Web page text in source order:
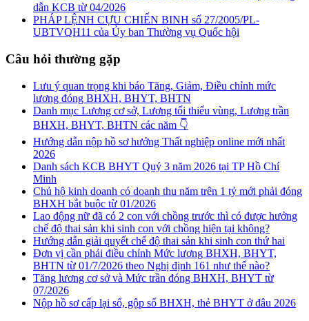
dẫn KCB từ 04/2026
PHÁP LỆNH CỰU CHIẾN BINH số 27/2005/PL-
UBTVQH11 của Ủy ban Thường vụ Quốc hội
Câu hỏi thường gặp
Lưu ý quan trọng khi báo Tăng, Giảm, Điều chỉnh mức
lương đóng BHXH, BHYT, BHTN
Danh mục Lương cơ sở, Lương tối thiểu vùng, Lương trần
BHXH, BHYT, BHTN các năm 👇
Hướng dẫn nộp hồ sơ hưởng Thất nghiệp online mới nhất
2026
Danh sách KCB BHYT Quý 3 năm 2026 tại TP Hồ Chí
Minh
Chủ hộ kinh doanh có doanh thu năm trên 1 tỷ mới phải đóng
BHXH bắt buộc từ 01/2026
Lao động nữ đã có 2 con với chồng trước thì có được hưởng
chế độ thai sản khi sinh con với chồng hiện tại không?
Hướng dẫn giải quyết chế độ thai sản khi sinh con thứ hai
Đơn vị cần phải điều chỉnh Mức lương BHXH, BHYT,
BHTN từ 01/7/2026 theo Nghị định 161 như thế nào?
Tăng lương cơ sở và Mức trần đóng BHXH, BHYT từ
07/2026
Nộp hồ sơ cấp lại sổ, gộp sổ BHXH, thẻ BHYT ở đâu 2026